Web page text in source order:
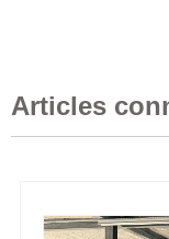
Articles